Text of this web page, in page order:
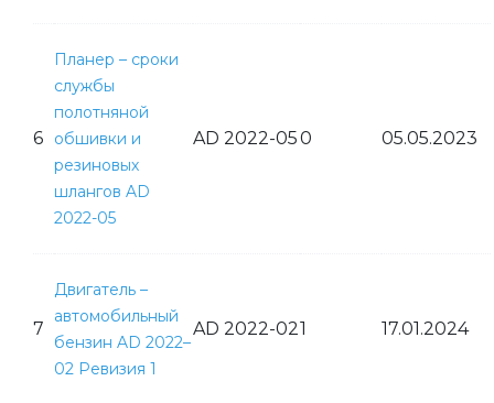
6
Планер – сроки
службы
полотняной
обшивки и
резиновых
шлангов AD
2022-05
AD 2022-050 05.05.2023
7
Двигатель –
автомобильный
бензин AD 2022–
02 Ревизия 1
AD 2022-021 17.01.2024